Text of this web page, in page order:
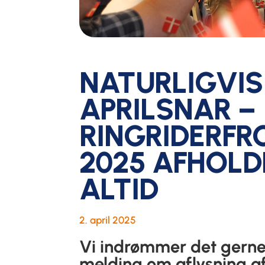
APRILSNAR –
2025
ALTID
2. april 2025
Vi indrømmer det